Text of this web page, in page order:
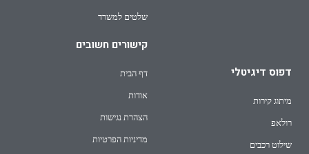
שלטים למשרד
דפוס דיגיטלי
מיתוג קירות
רולאפ
שילוט רכבים
קישורים חשובים
דף הבית
אודות
הצהרת נגישות
מדיניות הפרטיות